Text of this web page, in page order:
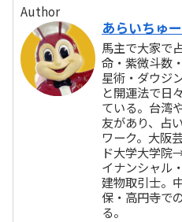
Author
あらいちゅー
馬主で大家で
命・紫微斗数
星術・ダウジ
と開運法で日
ている。台湾
友があり、占
ワーク。大阪
ド大学大学院
イナンシャル
建物取引士。
保・高円寺で
る。